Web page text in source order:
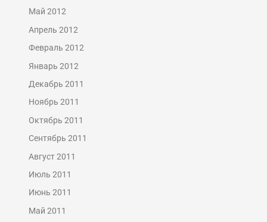
Май 2012
Апрель 2012
Февраль 2012
Январь 2012
Декабрь 2011
Ноябрь 2011
Октябрь 2011
Сентябрь 2011
Август 2011
Июль 2011
Июнь 2011
Май 2011